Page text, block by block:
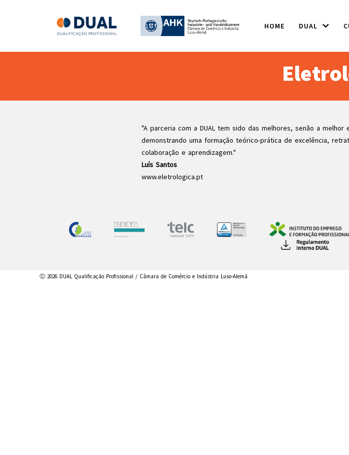
HOME DUAL
"A parceria com a DUAL tem sido das melhores, senão a
demonstrando uma formação teórico-prática de excelência,
colaboração e aprendizagem."
Luís Santos
www.eletrologica.pt
Ⓒ 2026 DUAL Qualificação Profissional / Câmara de Comércio e Indústria Luso-Alemã